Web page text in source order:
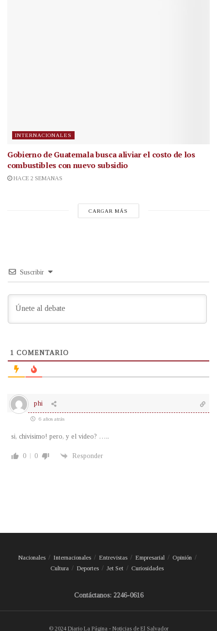
INTERNACIONALES
Gobierno de Guatemala busca aliviar el costo de los
combustibles con nuevo subsidio
HACE 2 SEMANAS
CARGAR MÁS
Suscribir
1 COMENTARIO
phi
6 años atrás
si, chivisimo! pero, y el video? …..
0 0 Responder
Nacionales Internacionales Entrevistas Empresarial
Opinión
Cultura
Deportes Jet Set Curiosidades
Contáctanos: 2246-0616
© 2024 Diario La Página - Noticias de El Salvador